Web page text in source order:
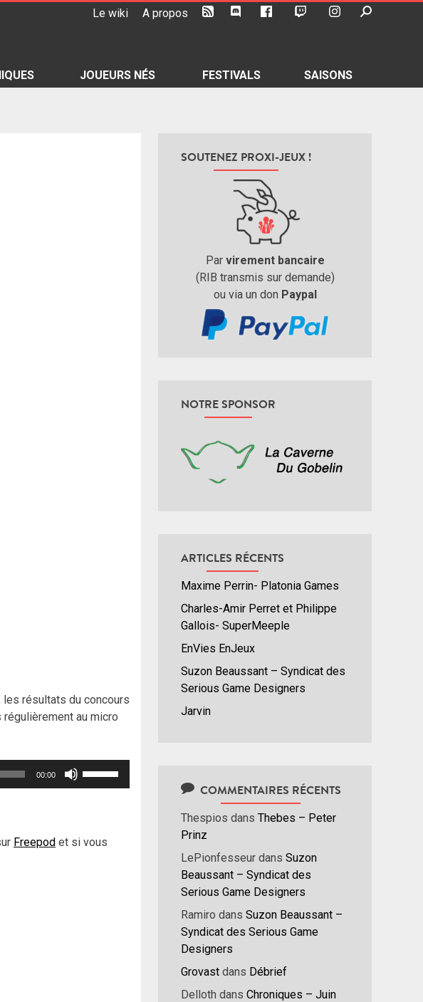
Le wiki A propos
JOUEURS NÉS FESTIVALS SAISONS
résultats du concours
au micro
00:00
Freepod et si vous
SOUTENEZ PROXI-JEUX !
Par virement bancaire
(RIB transmis sur demande)
ou via un don Paypal
NOTRE SPONSOR
ARTICLES RÉCENTS
Maxime Perrin- Platonia Games
Charles-Amir Perret et Philippe
Gallois- SuperMeeple
EnVies EnJeux
Suzon Beaussant – Syndicat des
Serious Game Designers
Jarvin
COMMENTAIRES RÉCENTS
Thespios dans Thebes – Peter
Prinz
LePionfesseur dans Suzon
Beaussant – Syndicat des
Serious Game Designers
Ramiro dans Suzon Beaussant –
Syndicat des Serious Game
Designers
Grovast dans Débrief
Delloth dans Chroniques – Juin